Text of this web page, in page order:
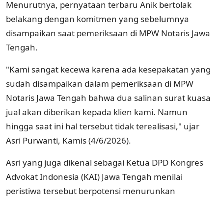
Menurutnya, pernyataan terbaru Anik bertolak
belakang dengan komitmen yang sebelumnya
disampaikan saat pemeriksaan di MPW Notaris Jawa
Tengah.
"Kami sangat kecewa karena ada kesepakatan yang
sudah disampaikan dalam pemeriksaan di MPW
Notaris Jawa Tengah bahwa dua salinan surat kuasa
jual akan diberikan kepada klien kami. Namun
hingga saat ini hal tersebut tidak terealisasi," ujar
Asri Purwanti, Kamis (4/6/2026).
Asri yang juga dikenal sebagai Ketua DPD Kongres
Advokat Indonesia (KAI) Jawa Tengah menilai
peristiwa tersebut berpotensi menurunkan